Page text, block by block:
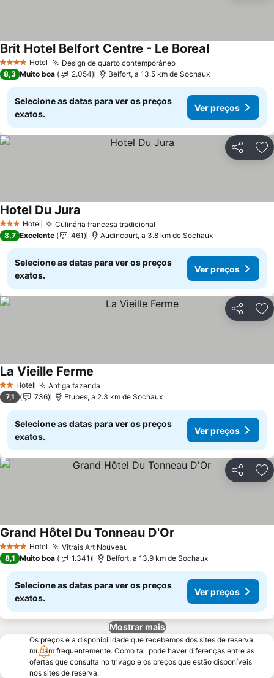
4 EstrelasHotel Design de quarto contemporâneoVer preços
Brit Hotel Belfort Centre - Le BorealVer preços
8,3 Muito boa 2.054 Belfort, a 13.5 km de Sochaux
Selecione as datas para ver os preços
exatos.
Ver preços
Partilhar
3 EstrelasHotel Culinária francesa tradicional
Hotel Du Jura
8,7 Excelente 461 Audincourt, a 3.8 km de Sochaux
Selecione as datas para ver os preços
exatos.
Ver preços
Partilhar
2 Estrelas
Hotel Antiga fazenda
La Vieille Ferme
7,1 736 Etupes, a 2.3 km de Sochaux
Selecione as datas para ver os preços
exatos.
Ver preços
Partilhar
4 EstrelasHotel Vitrais Art Nouveau
Grand Hôtel Du Tonneau D'Or
8,1 Muito boa 1.341 Belfort, a 13.9 km de Sochaux
Selecione as datas para ver os preços
exatos.
Ver preços
Mostrar mais
Os preços e a disponibilidade que recebemos dos sites de reserva
mudam frequentemente. Como tal, pode haver diferenças entre as
ofertas que consulta no trivago e os preços que estão disponíveis
nos sites de reserva.